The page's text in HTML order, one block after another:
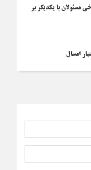
مسئولان با یکدیگر بر
امسال